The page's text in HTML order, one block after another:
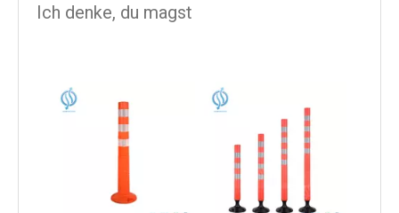
Ich denke, du magst